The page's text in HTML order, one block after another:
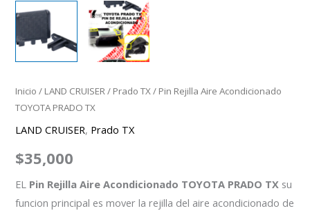
Inicio / LAND CRUISER / Prado TX / Pin Rejilla Aire Acondicionado
TOYOTA PRADO TX
LAND CRUISER, Prado TX
$35,000
EL Pin Rejilla Aire Acondicionado TOYOTA PRADO TX su
funcion principal es mover la rejilla del aire acondicionado de